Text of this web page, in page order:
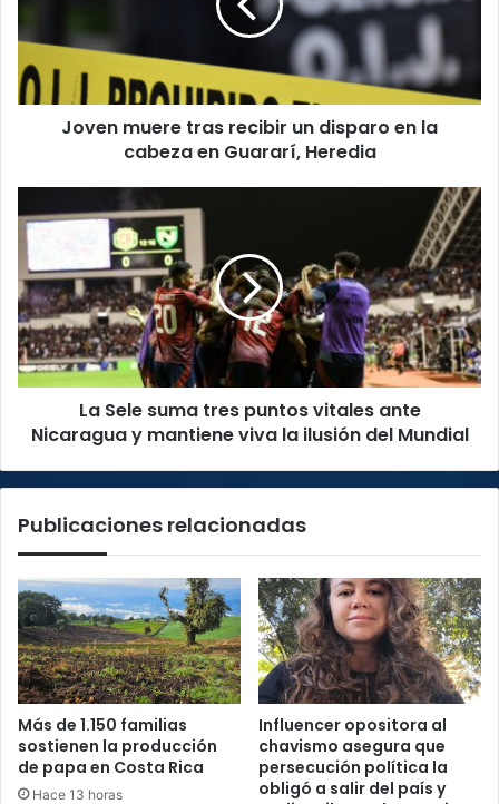
disparo
la
cabeza
Joven muere tras recibir un disparo en la
cabeza en Guararí, Heredia
Sele
suma
tres
puntos
vitales
ante
Nicaragua
y
mantiene
viva
Mundial
La Sele suma tres puntos vitales ante
Nicaragua y mantiene viva la ilusión del Mundial
Publicaciones relacionadas
Más de 1.150 familias
sostienen la producción
de papa en Costa Rica
Hace 13 horas
Influencer opositora al
chavismo asegura que
persecución política la
obligó a salir del país y